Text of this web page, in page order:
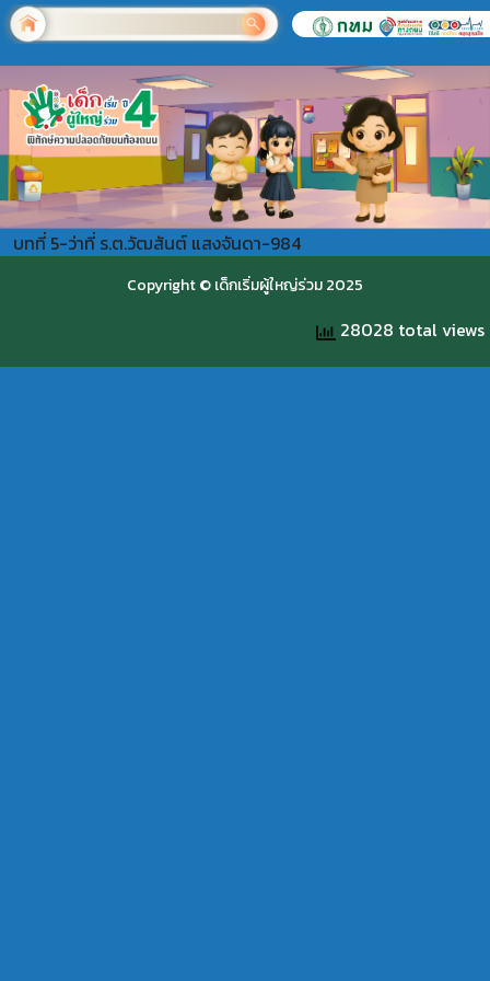
บทที่ 5-ว่าที่ ร.ต.วัฒสันต์ แสงจันดา-984
Copyright © เด็กเริ่มผู้ใหญ่ร่วม 2025
28028 total views